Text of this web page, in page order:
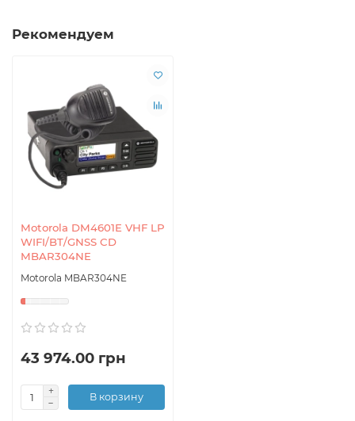
Рекомендуем
Motorola DM4601E VHF LP
WIFI/BT/GNSS CD
MBAR304NE
Motorola MBAR304NE
43 974.00 грн
В корзину